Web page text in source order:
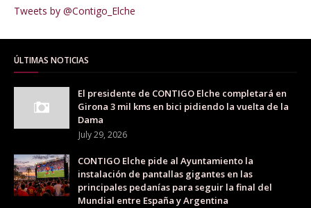
Tweets by @Contigo_Elche
ÚLTIMAS NOTICIAS
El presidente de CONTIGO Elche completará en
Girona 3 mil kms en bici pidiendo la vuelta de la
Dama
July 29, 2026
CONTIGO Elche pide al Ayuntamiento la
instalación de pantallas gigantes en las
principales pedanías para seguir la final del
Mundial entre España y Argentina